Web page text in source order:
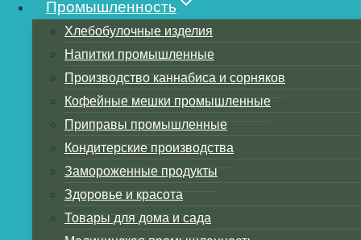
Промышленность
Хлебобулочные изделия
Напитки промышленные
Производство каннабиса и сорняков
Кофейные мешки промышленные
Приправы промышленные
Кондитерские производства
Замороженные продукты
Здоровье и красота
Товары для дома и сада
Оглавление
Классические методы печати в дизайне
Как они печатаются?
Флексографическая печать
Снимок экрана
Струйная печать
Глубокая печать
Ниже приводится процесс печати